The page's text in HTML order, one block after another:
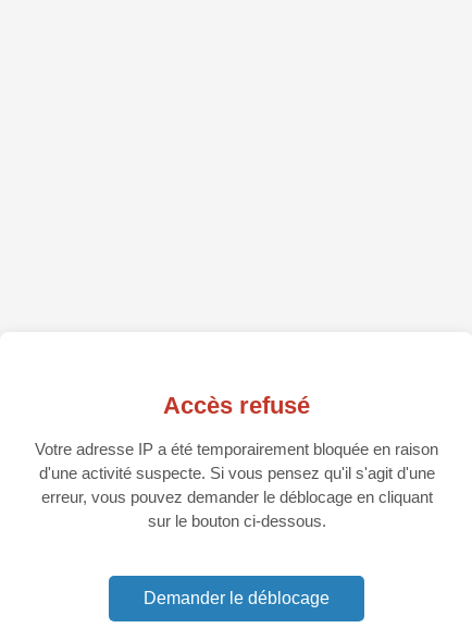
Accès refusé
Votre adresse IP a été temporairement bloquée en raison
d'une activité suspecte. Si vous pensez qu'il s'agit d'une
erreur, vous pouvez demander le déblocage en cliquant
sur le bouton ci-dessous.
Demander le déblocage